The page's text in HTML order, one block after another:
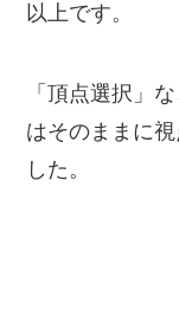
以上です。
「頂点選択」
はそのままに
した。